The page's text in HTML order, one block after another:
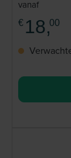
vanaf
€ 18,00